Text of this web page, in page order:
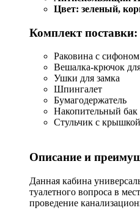
Цвет: зеленый,
Комплект поставки:
Раковина с
Вешалка-крючок
Ушки для замка
Шпингалет
Бумагодержатель
Накопительный бак
Стульчик с крышкой
Описание и
Данная кабина
туалетного вопроса в
проведение